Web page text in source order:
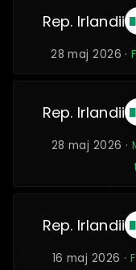
Rep. Irlandii
28 maj 2026 ·
Rep. Irlandii
28 maj 2026 ·
Rep. Irlandii
16 maj 2026 ·